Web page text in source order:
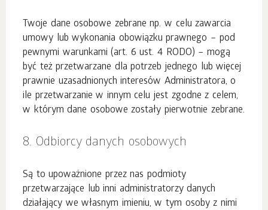
Twoje dane osobowe zebrane np. w celu zawarcia
umowy lub wykonania obowiązku prawnego – pod
pewnymi warunkami (art. 6 ust. 4 RODO) – mogą
być też przetwarzane dla potrzeb jednego lub więcej
prawnie uzasadnionych interesów Administratora, o
ile przetwarzanie w innym celu jest zgodne z celem,
w którym dane osobowe zostały pierwotnie zebrane.
8. Odbiorcy danych osobowych
Są to upoważnione przez nas podmioty
przetwarzające lub inni administratorzy danych
działający we własnym imieniu, w tym osoby z nimi